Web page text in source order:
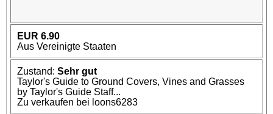
EUR 6.90
Aus Vereinigte Staaten
Zustand: Sehr gut
Taylor's Guide to Ground Covers, Vines and Grasses
by Taylor's Guide Staff...
Zu verkaufen bei loons6283